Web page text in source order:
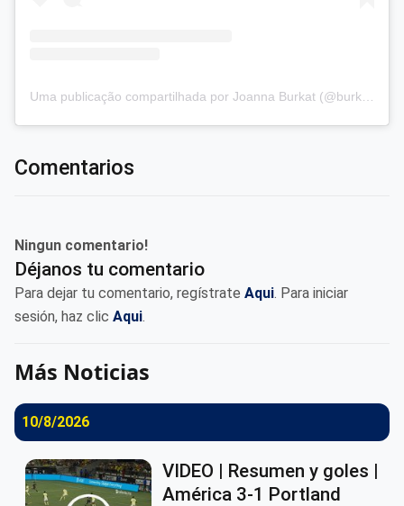
Comentarios
Ningun comentario!
Déjanos tu comentario
Para dejar tu comentario, regístrate Aqui. Para iniciar
sesión, haz clic Aqui.
Más Noticias
10/8/2026
VIDEO | Resumen y goles |
América 3-1 Portland